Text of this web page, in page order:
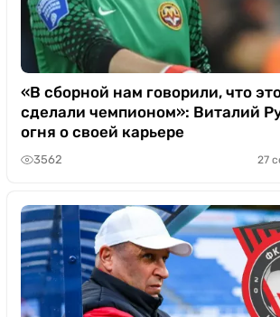
«В сборной нам говорили, что
сделали чемпионом»: Виталий
огня о своей карьере
3562 27